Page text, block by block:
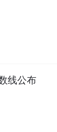
线公布